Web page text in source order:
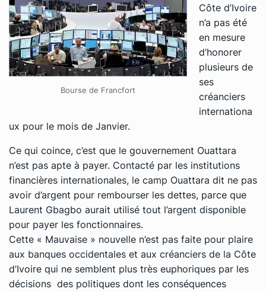
Bourse de Francfort
Côte d’Ivoire
n’a pas été
en mesure
d’honorer
plusieurs de
ses
créanciers
internationa
ux pour le mois de Janvier.
Ce qui coince, c’est que le gouvernement Ouattara
n’est pas apte à payer. Contacté par les institutions
financières internationales, le camp Ouattara dit ne pas
avoir d’argent pour rembourser les dettes, parce que
Laurent Gbagbo aurait utilisé tout l’argent disponible
pour payer les fonctionnaires.
Cette « Mauvaise » nouvelle n’est pas faite pour plaire
aux banques occidentales et aux créanciers de la Côte
d’Ivoire qui ne semblent plus très euphoriques par les
décisions des politiques dont les conséquences